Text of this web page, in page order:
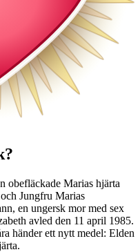
obefläckade Marias hjärta
Jungfru Marias
en ungersk mor med sex
avled den 11 april 1985.
händer ett nytt medel: Elden